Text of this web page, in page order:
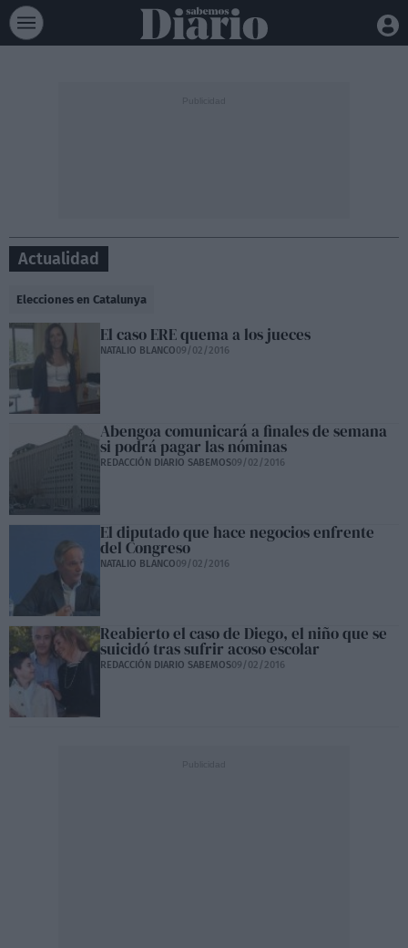
Actualidad
Elecciones en Catalunya
El caso ERE quema a los jueces
NATALIO BLANCO09/02/2016
Abengoa comunicará a finales de semana
si podrá pagar las nóminas
REDACCIÓN DIARIO SABEMOS09/02/2016
El diputado que hace negocios enfrente
del Congreso
NATALIO BLANCO09/02/2016
Reabierto el caso de Diego, el niño que se
suicidó tras sufrir acoso escolar
REDACCIÓN DIARIO SABEMOS09/02/2016